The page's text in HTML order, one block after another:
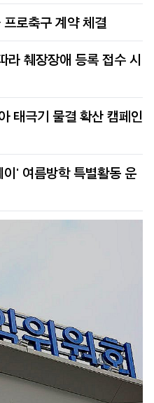
로축구 계약 체결
라 췌장장애 등록 접수 시
태극기 물결 확산 캠페인
' 여름방학 특별활동 운